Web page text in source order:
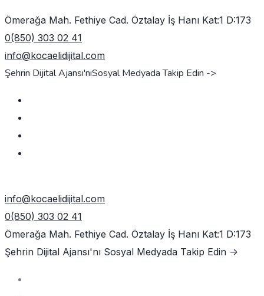
Ömerağa Mah. Fethiye Cad. Öztalay İş Hanı Kat:1 D:173
0(850) 303 02 41
info@kocaelidijital.com
Şehrin Dijital Ajansı'nıSosyal Medyada Takip Edin ->
info@kocaelidijital.com
0(850) 303 02 41
Ömerağa Mah. Fethiye Cad. Öztalay İş Hanı Kat:1 D:173
Şehrin Dijital Ajansı'nı Sosyal Medyada Takip Edin ->